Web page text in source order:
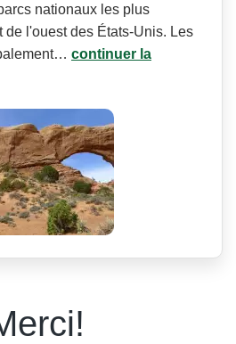
nationaux les plus
de l'ouest des États-Unis. Les
continuer la